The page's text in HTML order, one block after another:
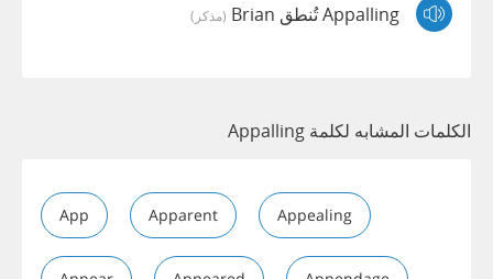
Appalling تُنطق Brian (مذكر)
الكلمات المشابه لكلمة Appalling
App Apparent Appealing